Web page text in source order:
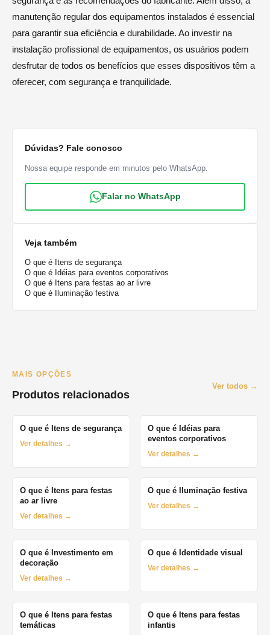
manutenção regular dos equipamentos instalados é essencial
para garantir sua eficiência e durabilidade. Ao investir na
instalação profissional de equipamentos, os usuários podem
desfrutar de todos os benefícios que esses dispositivos têm a
oferecer, com segurança e tranquilidade.
Dúvidas? Fale conosco
Nossa equipe responde em minutos pelo WhatsApp.
Falar no WhatsApp
Veja também
O que é Itens de segurança
O que é Idéias para eventos corporativos
O que é Itens para festas ao ar livre
O que é Iluminação festiva
MAIS OPÇÕES
Produtos relacionados
Ver todos →
O que é Itens de segurança
Ver detalhes →
O que é Idéias para
eventos corporativos
Ver detalhes →
O que é Itens para festas
ao ar livre
Ver detalhes →
O que é Iluminação festiva
Ver detalhes →
O que é Investimento em
decoração
Ver detalhes →
O que é Identidade visual
Ver detalhes →
O que é Itens para festas
temáticas
O que é Itens para festas
infantis